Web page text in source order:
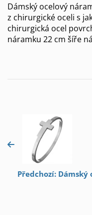
Dámský ocelový
z chirurgické oceli s
chirurgická ocel
náramku 22 cm šíře
Předchozí: